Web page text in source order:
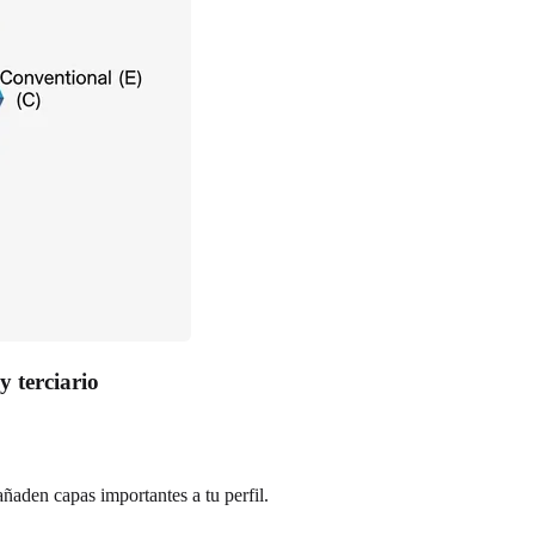
terciario
capas importantes a tu perfil.